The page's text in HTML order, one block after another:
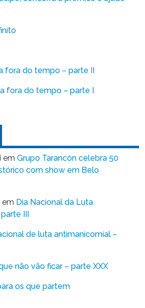
fora do tempo – parte II
fora do tempo – parte I
em Grupo Tarancón celebra 50
com show em Belo
em Dia Nacional da Luta
III
de luta antimanicomial –
não vão ficar – parte XXX
os que partem